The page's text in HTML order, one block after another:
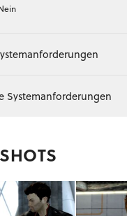
Systemanforderungen